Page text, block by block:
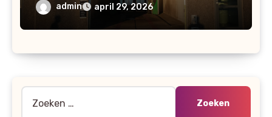
admin april 29, 2026
naar: